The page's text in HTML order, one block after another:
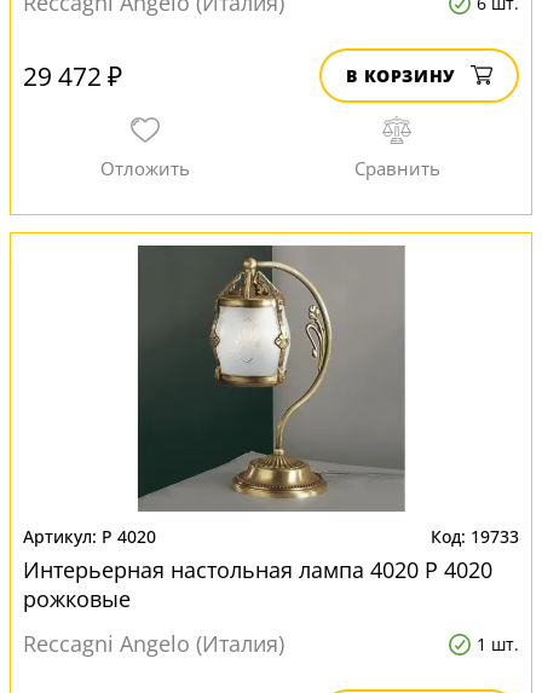
29 472 ₽ В КОРЗИНУ
P 4020 19733
Интерьерная настольная лампа 4020 P 4020
рожковые
Reccagni Angelo (Италия)
1 шт.